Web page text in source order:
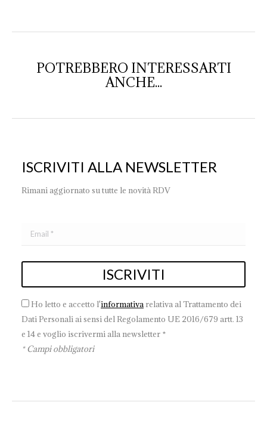
POTREBBERO INTERESSARTI
ANCHE...
ISCRIVITI ALLA NEWSLETTER
Rimani aggiornato su tutte le novità RDV
Ho letto e accetto l'informativa relativa al Trattamento dei
Dati Personali ai sensi del Regolamento UE 2016/679 artt. 13
e 14 e voglio iscrivermi alla newsletter *
* Campi obbligatori